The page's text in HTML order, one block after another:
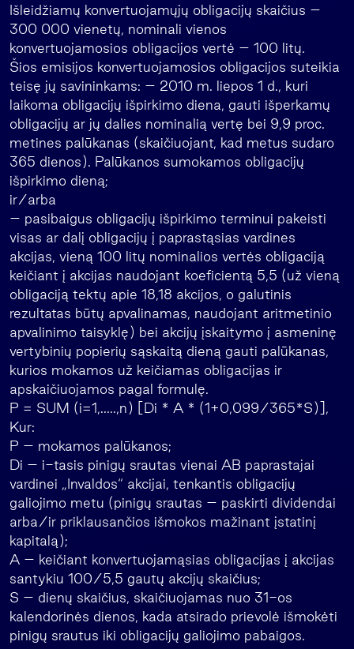
Išleidžiamų konvertuojamųjų obligacijų skaičius –
300 000 vienetų, nominali vienos
konvertuojamosios obligacijos vertė – 100 litų.
Šios emisijos konvertuojamosios obligacijos suteikia
teisę jų savininkams: – 2010 m. liepos 1 d., kuri
laikoma obligacijų išpirkimo diena, gauti išperkamų
obligacijų ar jų dalies nominalią vertę bei 9,9 proc.
metines palūkanas (skaičiuojant, kad metus sudaro
365 dienos). Palūkanos sumokamos obligacijų
išpirkimo dieną;
ir/arba
– pasibaigus obligacijų išpirkimo terminui pakeisti
visas ar dalį obligacijų į paprastąsias vardines
akcijas, vieną 100 litų nominalios vertės obligaciją
keičiant į akcijas naudojant koeficientą 5,5 (už vieną
obligaciją tektų apie 18,18 akcijos, o galutinis
rezultatas būtų apvalinamas, naudojant aritmetinio
apvalinimo taisyklę) bei akcijų įskaitymo į asmeninę
vertybinių popierių sąskaitą dieną gauti palūkanas,
kurios mokamos už keičiamas obligacijas ir
apskaičiuojamos pagal formulę.
P = SUM (i=1,…..,n) [Di * A * (1+0,099/365*S)],
Kur:
P – mokamos palūkanos;
Di – i-tasis pinigų srautas vienai AB paprastajai
vardinei „Invaldos“ akcijai, tenkantis obligacijų
galiojimo metu (pinigų srautas – paskirti dividendai
arba/ir priklausančios išmokos mažinant įstatinį
kapitalą);
A – keičiant konvertuojamąsias obligacijas į akcijas
santykiu 100/5,5 gautų akcijų skaičius;
S – dienų skaičius, skaičiuojamas nuo 31-os
kalendorinės dienos, kada atsirado prievolė išmokėti
pinigų srautus iki obligacijų galiojimo pabaigos.